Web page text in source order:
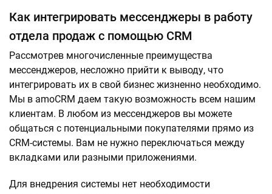
Как интегрировать мессенджеры в работу
отдела продаж с помощью CRM
Рассмотрев многочисленные преимущества
мессенджеров, несложно прийти к выводу, что
интегрировать их в свой бизнес жизненно необходимо.
Мы в amoCRM даем такую возможность всем нашим
клиентам. В любом из мессенджеров вы можете
общаться с потенциальными покупателями прямо из
CRM-системы. Вам не нужно переключаться между
вкладками или разными приложениями.
Для внедрения системы нет необходимости